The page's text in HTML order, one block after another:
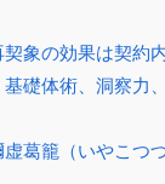
象の効果は契約
礎体術、洞察力
葛籠（いやこつ